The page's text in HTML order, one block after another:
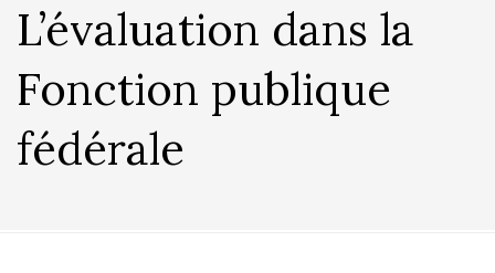
L’évaluation dans la
Fonction publique
fédérale